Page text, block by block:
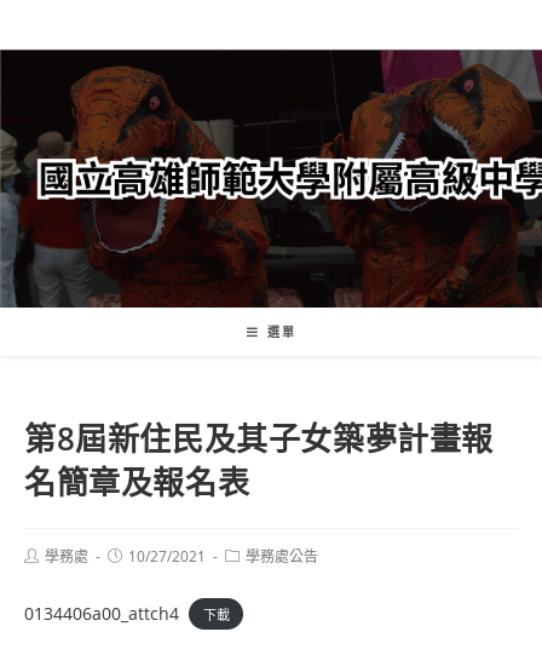
轉
要
內
容
選單
第8屆新住民及其子女築夢計畫報
名簡章及報名表
Post學務處
Post10/27/2021
Post學務處公告
0134406a00_attch4 下載